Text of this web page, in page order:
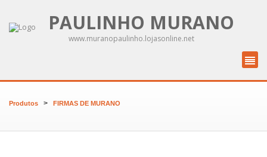
PAULINHO MURANO
www.muranopaulinho.lojasonline.net
Produtos > FIRMAS DE MURANO